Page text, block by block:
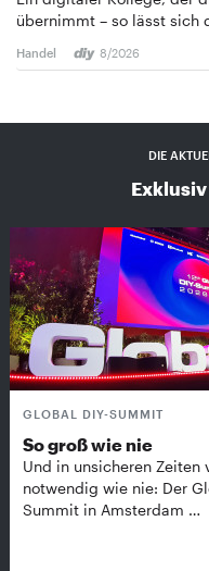
übernimmt – so lässt sich
Handel 8/2026
DIE
GLOBAL DIY-SUMMIT
So groß wie nie
Und in unsicheren Zeiten
notwendig wie nie: Der
Summit in Amsterdam …